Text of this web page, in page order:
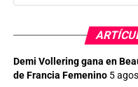
Demi Vollering gana en
de Francia Femenino 5